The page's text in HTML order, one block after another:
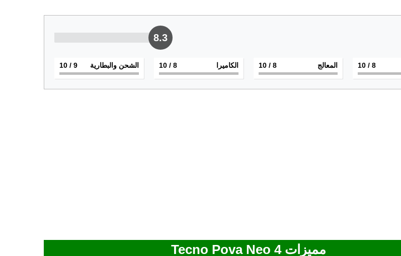
8.3
8
/ 10 المعالج 8
/ 10 الكاميرا 8
/ 10 الشحن والبطارية 9
/ 10
مميزات Tecno Pova Neo 4